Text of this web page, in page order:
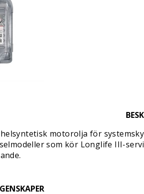
motorolja för
som kör Longlife III-